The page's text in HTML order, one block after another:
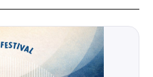
가능합니다. (10MB 이하)